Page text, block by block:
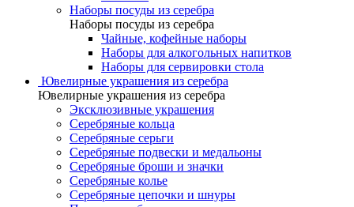
Наборы посуды из серебра
Наборы посуды из серебра
Чайные, кофейные наборы
Наборы для алкогольных напитков
Наборы для сервировки стола
Ювелирные украшения из серебра
Ювелирные украшения из серебра
Эксклюзивные украшения
Серебряные кольца
Серебряные серьги
Серебряные подвески и медальоны
Серебряные броши и значки
Серебряные колье
Серебряные цепочки и шнуры